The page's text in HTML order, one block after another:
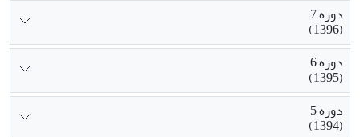
دوره 7
(1396)
دوره 6
(1395)
دوره 5
(1394)